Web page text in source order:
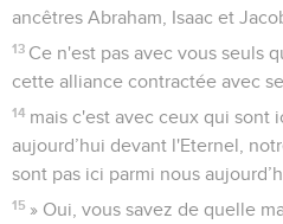
ancêtres Abraham, Isaac et
13 Ce n'est pas avec vous seuls
cette alliance contractée avec
14 mais c'est avec ceux qui sont
aujourd’hui devant l'Eternel,
sont pas ici parmi nous
15 » Oui, vous savez de quelle